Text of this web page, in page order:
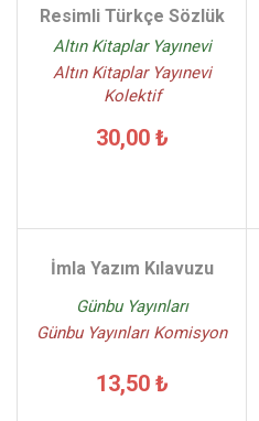
Resimli Türkçe Sözlük
Altın Kitaplar Yayınevi
Altın Kitaplar Yayınevi
Kolektif
30,00 ₺
İmla Yazım Kılavuzu
Günbu Yayınları
Günbu Yayınları Komisyon
13,50 ₺